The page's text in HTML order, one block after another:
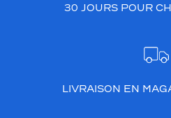
30 JOURS POUR
LIVRAISON EN